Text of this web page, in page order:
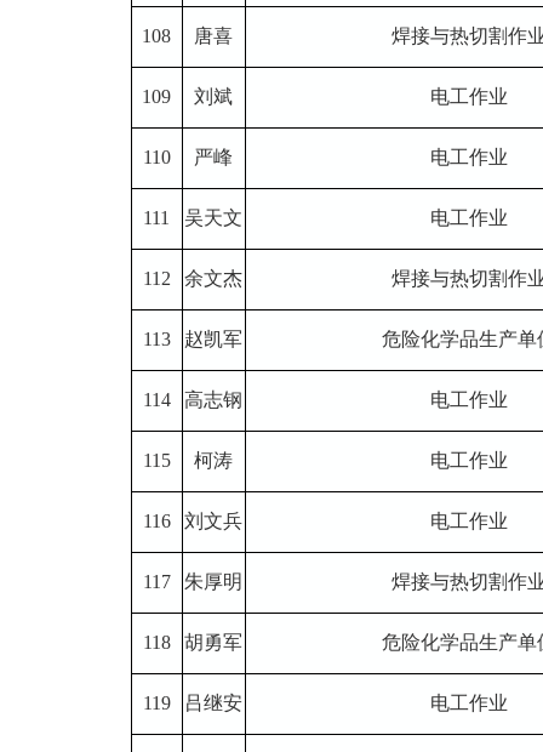
108 唐喜 焊接与热切割作
109 刘斌 电工作业
110 严峰 电工作业
111 吴天文 电工作业
112 余文杰 焊接与热切割作
113 赵凯军 危险化学品生产单
114 高志钢 电工作业
115 柯涛 电工作业
116 刘文兵 电工作业
117 朱厚明 焊接与热切割作
118 胡勇军 危险化学品生产单
119 吕继安 电工作业